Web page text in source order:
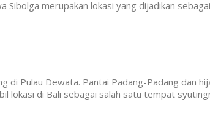
merupakan lokasi yang dijadikan
Pulau Dewata. Pantai Padang-Padang dan
lokasi di Bali sebagai salah satu tempat